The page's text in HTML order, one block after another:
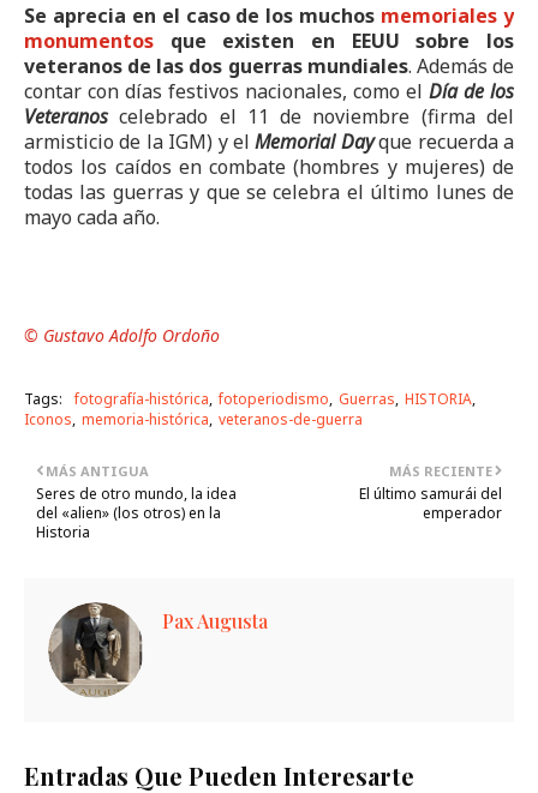
Se aprecia en el caso de los muchos memoriales y
monumentos que existen en EEUU sobre los
veteranos de las dos guerras mundiales. Además de
contar con días festivos nacionales, como el Día de los
Veteranoscelebrado el 11 de noviembre (firma del
armisticio de la IGM) y elMemorial Dayque recuerda a
todos los caídos en combate (hombres y mujeres) de
todas las guerras y que se celebra el último lunes de
mayo cada año.
© Gustavo Adolfo Ordoño
Tags: fotografía-histórica fotoperiodismo Guerras HISTORIA
Iconos memoria-histórica veteranos-de-guerra
MÁS RECIENTE
El último samurái del
emperador
MÁS ANTIGUA
Seres de otro mundo, la idea
del «alien» (los otros) en la
Historia
Pax Augusta
Entradas Que Pueden Interesarte